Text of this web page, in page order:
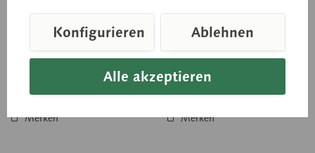
Ringmuskulatur. Nach dem
Öffnen sieht man Cardia und
Pylorus, das Relief...
Preis auf Anfrage
In den Anfragekorb
Merken
sind im Quer- und
Längsschnitt gezeigt.
Unzerlegbar. Mit...
Preis auf Anfrage
In den Anfragekorb
Merken
Alle akzeptieren
Konfigurieren Ablehnen